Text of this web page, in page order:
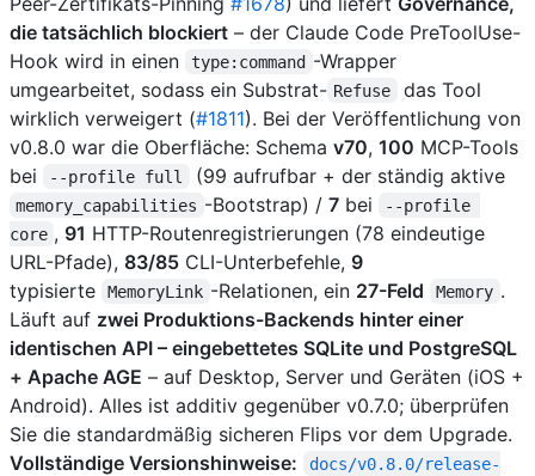
die tatsächlich blockiert – der Claude Code PreToolUse-
Hook wird in einen
type:command -Wrapper
umgearbeitet, sodass ein Substrat- Refuse
das Tool
wirklich verweigert (#1811). Bei der Veröffentlichung von
v0.8.0 war die Oberfläche: Schema v70, 100 MCP-Tools
bei
--profile full (99 aufrufbar + der ständig aktive
memory_capabilities -Bootstrap) / 7bei
--profile
core , 91 HTTP-Routenregistrierungen (78 eindeutige
URL-Pfade), 83/85 CLI-Unterbefehle, 9
typisierte
MemoryLink -Relationen, ein 27-Feld Memory .
Läuft auf zwei Produktions-Backends hinter einer
identischen API – eingebettetes SQLite und PostgreSQL
+ Apache AGE – auf Desktop, Server und Geräten (iOS +
Android). Alles ist additiv gegenüber v0.7.0; überprüfen
Sie die standardmäßig sicheren Flips vor dem Upgrade.
Vollständige Versionshinweise:
docs/v0.8.0/release-